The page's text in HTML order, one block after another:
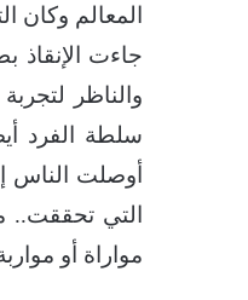
المعالم وكان
جاءت الإنقاذ
والناظر
سلطة الفرد
أوصلت الناس
التي تحققت..
مواراة أو